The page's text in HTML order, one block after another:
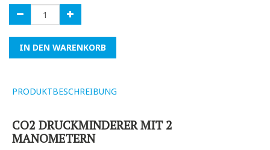
IN DEN WARENKORB
PRODUKTBESCHREIBUNG
CO2 DRUCKMINDERER MIT 2
MANOMETERN